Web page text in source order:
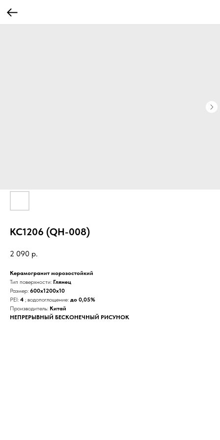
KC1206 (QH-008)
2 090 р.
Керамогранит морозостойкий
Тип поверхности: Глянец
Размер: 600x1200x10
PEI: 4 ; водопоглощение: до 0,05%
Производитель: Китай
НЕПРЕРЫВНЫЙ БЕСКОНЕЧНЫЙ РИСУНОК